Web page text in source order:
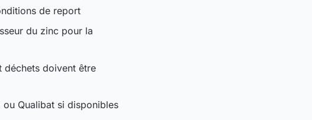
de report
du zinc pour la
déchets doivent être
ou Qualibat si disponibles